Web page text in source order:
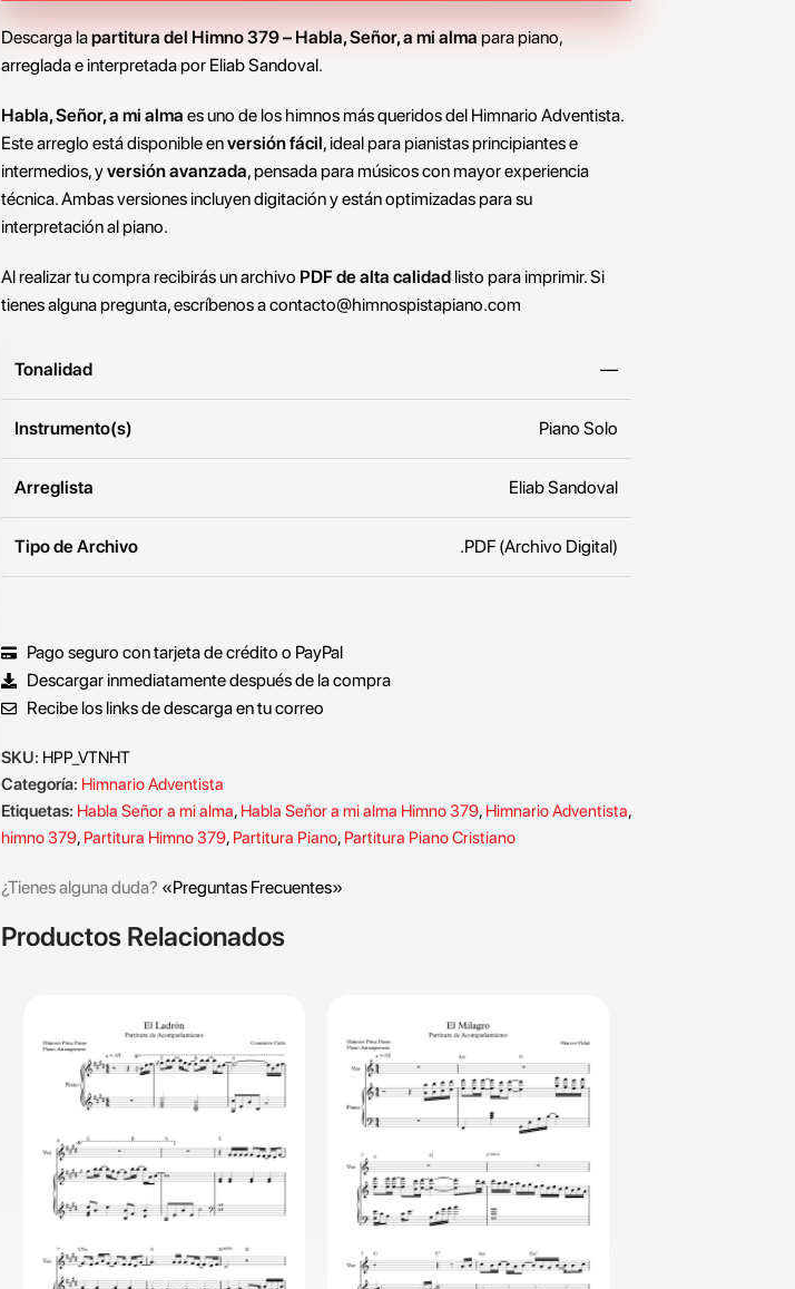
Descarga lapartitura del Himno 379 – Habla, Señor, a mi alma para piano,
arreglada e interpretada por Eliab Sandoval.
Habla, Señor, a mi alma es uno de los himnos más queridos del Himnario Adventista.
Este arreglo está disponible enversión fácil, ideal para pianistas principiantes e
intermedios, yversión avanzada, pensada para músicos con mayor experiencia
técnica. Ambas versiones incluyen digitación y están optimizadas para su
interpretación al piano.
Al realizar tu compra recibirás un archivo PDF de alta calidad listo para imprimir. Si
tienes alguna pregunta, escríbenos acontacto@himnospistapiano.com
Tonalidad —
Instrumento(s) Piano Solo
Arreglista Eliab Sandoval
Tipo de Archivo .PDF (Archivo Digital)
Pago seguro con tarjeta de crédito o PayPal
Descargar inmediatamente después de la compra
Recibe los links de descarga en tu correo
SKU: HPP_VTNHT
Categoría: Himnario Adventista
Etiquetas: Habla Señor a mi alma, Habla Señor a mi alma Himno 379, Himnario Adventista,
himno 379, Partitura Himno 379, Partitura Piano, Partitura Piano Cristiano
¿Tienes alguna duda? «Preguntas Frecuentes»
Productos Relacionados